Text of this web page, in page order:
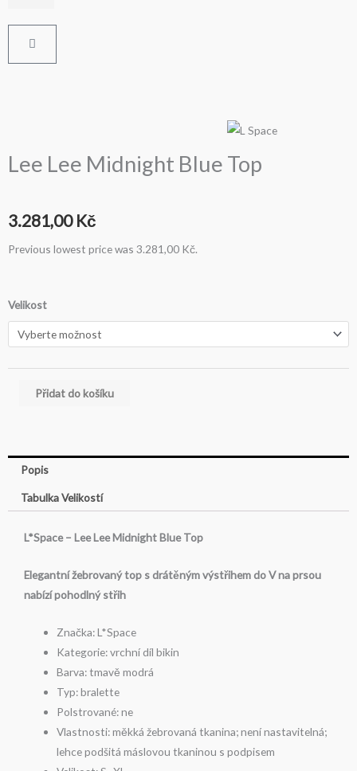
Cart
Lee Lee Midnight Blue Top
3.281,00 Kč
Previous lowest price was 3.281,00 Kč.
Velikost
Lee
Lee
Midnight
Přidat do košíku
Popis
Tabulka Velikostí
L*Space – Lee Lee Midnight Blue Top
Elegantní žebrovaný top s drátěným výstřihem do V na prsou
nabízí pohodlný střih
Značka: L*Space
Kategorie: vrchní díl bikin
Barva: tmavě modrá
Typ: bralette
Polstrované: ne
Vlastnosti: měkká žebrovaná tkanina; není nastavitelná;
lehce podšitá máslovou tkaninou s podpisem